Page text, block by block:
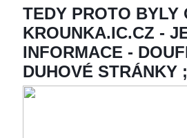
TEDY PROTO BYLY
KROUNKA.IC.CZ -
INFORMACE -
DUHOVÉ STRÁNKY